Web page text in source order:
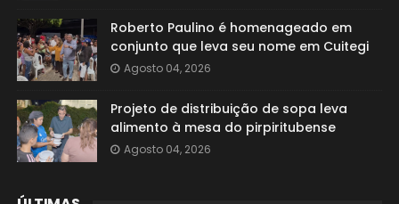
Roberto Paulino é homenageado em
conjunto que leva seu nome em Cuitegi
Agosto 04, 2026
Projeto de distribuição de sopa leva
alimento à mesa do pirpiritubense
Agosto 04, 2026